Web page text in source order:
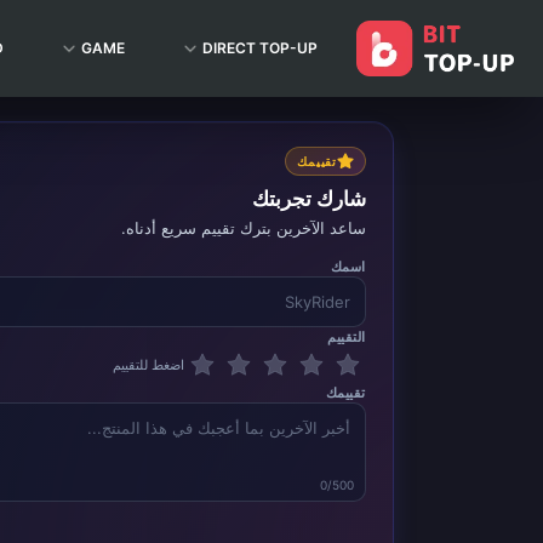
DIRECT TOP-UP
GAME
تقييمك
شارك تجربتك
ساعد الآخرين بترك تقييم سريع أدناه.
اسمك
التقييم
اضغط للتقييم
تقييمك
0/500